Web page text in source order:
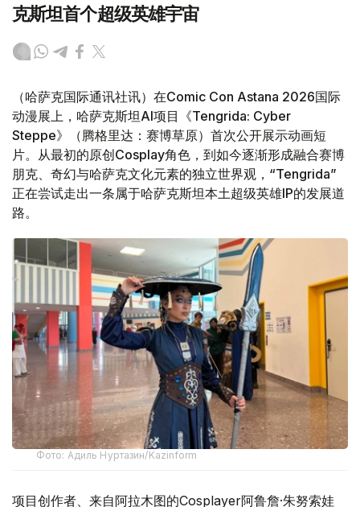
克斯坦首个超级英雄宇宙
（哈萨克国际通讯社讯）在Comic Con Astana 2026国际
动漫展上，哈萨克斯坦AI项目《Tengrida: Cyber
Steppe》（腾格里达：赛博草原）首次公开展示动画短
片。从最初的原创Cosplay角色，到如今逐渐形成融合赛博
朋克、奇幻与哈萨克文化元素的独立世界观，“Tengrida”
正在尝试走出一条属于哈萨克斯坦本土超级英雄IP的发展道
路。
Фото: Адиль Нуртазин/Kazinform
项目创作者、来自阿拉木图的Cosplayer阿鲁詹·朱努索娃